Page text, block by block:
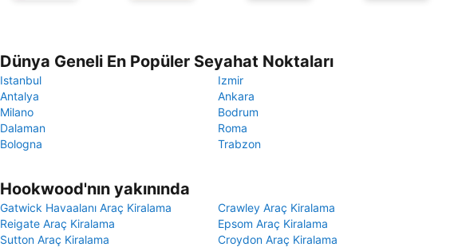
Dünya Geneli En Popüler Seyahat Noktaları
Istanbul
Izmir
Antalya
Ankara
Milano
Bodrum
Dalaman
Roma
Bologna
Trabzon
Hookwood'nın yakınında
Gatwick Havaalanı Araç Kiralama
Crawley Araç Kiralama
Reigate Araç Kiralama
Epsom Araç Kiralama
Sutton Araç Kiralama
Croydon Araç Kiralama